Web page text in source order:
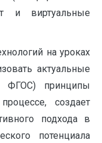
и виртуальные
на уроках
актуальные
ФГОС) принципы
создает
подхода в
потенциала